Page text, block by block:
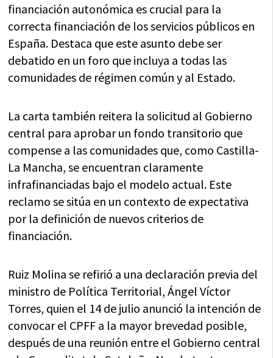
financiación autonómica es crucial para la
correcta financiación de los servicios públicos en
España. Destaca que este asunto debe ser
debatido en un foro que incluya a todas las
comunidades de régimen común y al Estado.
La carta también reitera la solicitud al Gobierno
central para aprobar un fondo transitorio que
compense a las comunidades que, como Castilla-
La Mancha, se encuentran claramente
infrafinanciadas bajo el modelo actual. Este
reclamo se sitúa en un contexto de expectativa
por la definición de nuevos criterios de
financiación.
Ruiz Molina se refirió a una declaración previa del
ministro de Política Territorial, Ángel Víctor
Torres, quien el 14 de julio anunció la intención de
convocar el CPFF a la mayor brevedad posible,
después de una reunión entre el Gobierno central